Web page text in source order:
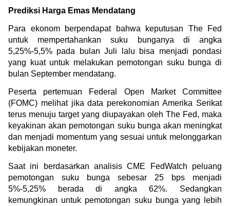
Prediksi Harga Emas Mendatang
Para ekonom berpendapat bahwa keputusan The Fed
untuk mempertahankan suku bunganya di angka
5,25%-5,5% pada bulan Juli lalu bisa menjadi pondasi
yang kuat untuk melakukan pemotongan suku bunga di
bulan September mendatang.
Peserta pertemuan Federal Open Market Committee
(FOMC) melihat jika data perekonomian Amerika Serikat
terus menuju target yang diupayakan oleh The Fed, maka
keyakinan akan pemotongan suku bunga akan meningkat
dan menjadi momentum yang sesuai untuk melonggarkan
kebijakan moneter.
Saat ini berdasarkan analisis CME FedWatch peluang
pemotongan suku bunga sebesar 25 bps menjadi
5%-5,25% berada di angka 62%. Sedangkan
kemungkinan untuk pemotongan suku bunga yang lebih